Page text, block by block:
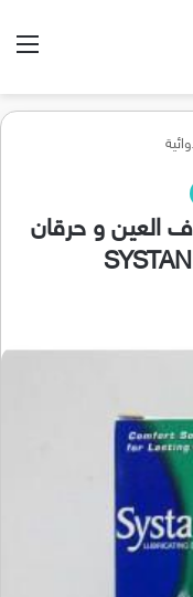
العين و حرقان